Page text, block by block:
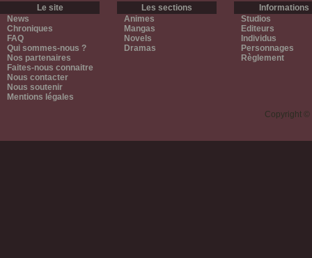
Le site
News
Chroniques
FAQ
Qui sommes-nous ?
Nos partenaires
Faites-nous connaitre
Nous contacter
Nous soutenir
Mentions légales
Les sections
Animes
Mangas
Novels
Dramas
Informations
Studios
Editeurs
Individus
Personnages
Règlement
Copyright ©